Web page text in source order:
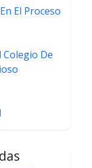
El Proceso
De